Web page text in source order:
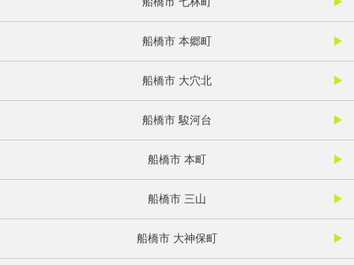
船橋市 本郷町
船橋市 大穴北
船橋市 駿河台
船橋市 本町
船橋市 三山
船橋市 大神保町